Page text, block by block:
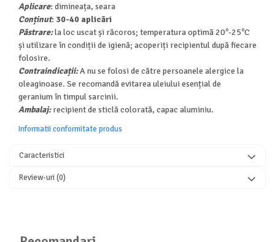
Aplicare:dimineața, seara
Conținut: 30-40 aplicări
Păstrare:la loc uscat și răcoros; temperatura optimă 20o-25oC
și utilizare în condiții de igienă; acoperiți recipientul după fiecare
folosire.
Contraindicații:A nu se folosi de către persoanele alergice la
oleaginoase. Se recomandă evitarea uleiului esențial de
geranium în timpul sarcinii.
Ambalaj: recipient de sticlă colorată, capac aluminiu.
Informatii conformitate produs
Caracteristici
Review-uri(0)